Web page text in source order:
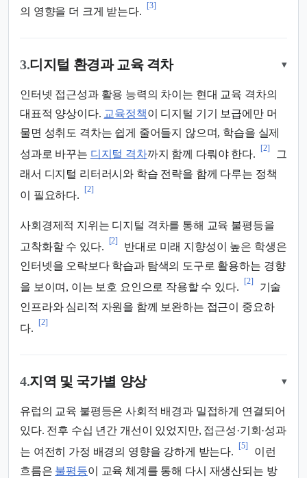
의 영향을 더 크게 받는다.
[3]
3.디지털 환경과 교육 격차 ▾
인터넷 접근성과 활용 능력의 차이는 현대 교육 격차의
대표적 양상이다. 교육정책이 디지털 기기 보급에만 머
물면 성취도 격차는 쉽게 줄어들지 않으며, 학습을 실제
성과로 바꾸는 디지털 격차까지 함께 다뤄야 한다.
[2]
그
래서 디지털 리터러시와 학습 전략을 함께 다루는 정책
이 필요하다.
[2]
사회경제적 지위는 디지털 격차를 통해 교육 불평등을
고착화할 수 있다.
[2]
반대로 미래 지향성이 높은 학생은
인터넷을 오락보다 학습과 탐색의 도구로 활용하는 경향
을 보이며, 이는 보호 요인으로 작용할 수 있다.
[2]
기술
인프라와 심리적 자원을 함께 보완하는 접근이 중요하
다.
[2]
4.지역 및 국가별 양상 ▾
유럽의 교육 불평등은 사회적 배경과 밀접하게 연결되어
있다. 전후 수십 년간 개선이 있었지만, 접근성·기회·성과
는 여전히 가정 배경의 영향을 강하게 받는다.
[5]
이런
흐름은 불평등이 교육 체계를 통해 다시 재생산되는 방